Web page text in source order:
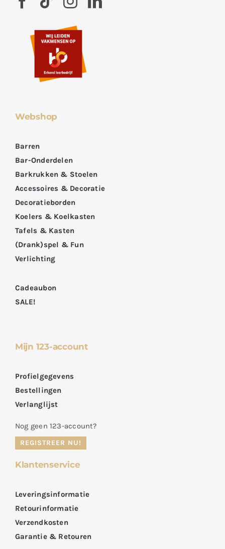
Webshop
Barren
Bar-Onderdelen
Barkrukken & Stoelen
Accessoires & Decoratie
Decoratieborden
Koelers & Koelkasten
Tafels & Kasten
(Drank)spel & Fun
Verlichting
Cadeaubon
SALE!
Mijn 123-account
Profielgegevens
Bestellingen
Verlanglijst
Nog geen 123-account?
REGISTREER NU!
Klantenservice
Leveringsinformatie
Retourinformatie
Verzendkosten
Garantie & Retouren